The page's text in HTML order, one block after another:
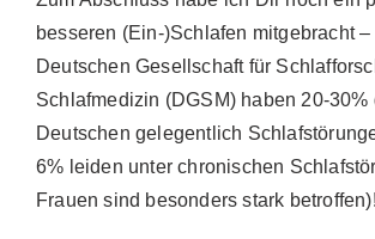
besseren (Ein-)Schlafen mitgebracht
Deutschen Gesellschaft für
Schlafmedizin (DGSM) haben 20-30%
Deutschen gelegentlich
6% leiden unter chronischen
Frauen sind besonders stark betroffen)!